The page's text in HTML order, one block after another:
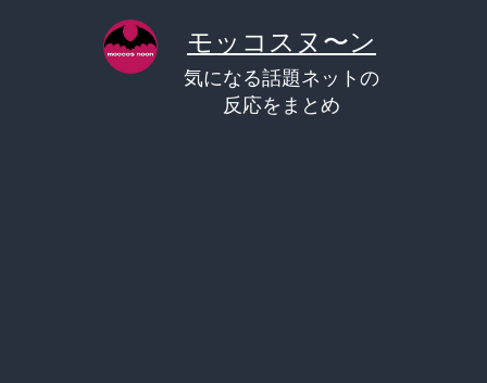
モッコスヌ〜ン
気になる話題ネットの
反応をまとめ